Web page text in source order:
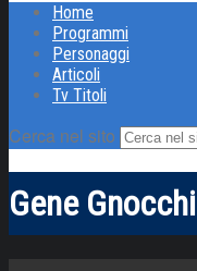
Home
Programmi
Personaggi
Articoli
Tv Titoli
Cerca nel sito
Gene